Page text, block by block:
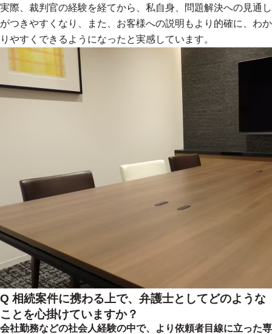
実際、裁判官の経験を経てから、私自身、問題解決への見通し
がつきやすくなり、また、お客様への説明もより的確に、わか
りやすくできるようになったと実感しています。
Q 相続案件に携わる上で、弁護士としてどのような
ことを心掛けていますか？
会社勤務などの社会人経験の中で、より依頼者目線に立った専